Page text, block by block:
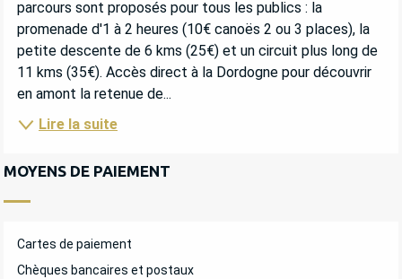
parcours sont proposés pour tous les publics : la
promenade d'1 à 2 heures (10€ canoës 2 ou 3 places), la
petite descente de 6 kms (25€) et un circuit plus long de
11 kms (35€). Accès direct à la Dordogne pour découvrir
en amont la retenue de...
Lire la suite
MOYENS DE PAIEMENT
Cartes de paiement
Chèques bancaires et postaux